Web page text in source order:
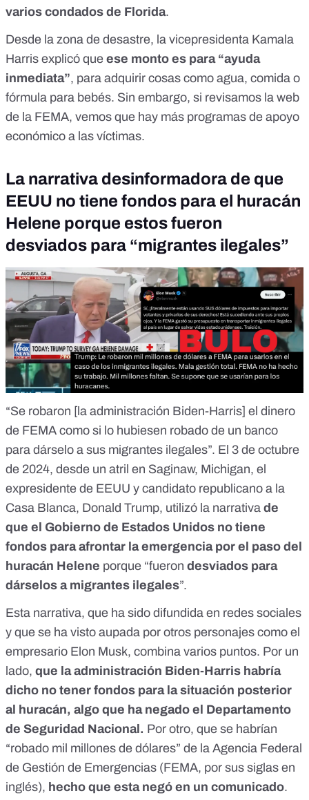
varios condados de Florida.
Desde la zona de desastre, la vicepresidenta Kamala
Harris explicó que ese monto es para “ayuda
inmediata”, para adquirir cosas como agua, comida o
fórmula para bebés. Sin embargo, si revisamos la web
de la FEMA, vemos que hay más programas de apoyo
económico a las víctimas.
La narrativa desinformadora de que
EEUU no tiene fondos para el huracán
Helene porque estos fueron
desviados para “migrantes ilegales”
“Se robaron [la administración Biden-Harris] el dinero
de FEMA como si lo hubiesen robado de un banco
para dárselo a sus migrantes ilegales”. El 3 de octubre
de 2024, desde un atril en Saginaw, Michigan, el
expresidente de EEUU y candidato republicano a la
Casa Blanca, Donald Trump, utilizó la narrativa de
que el Gobierno de Estados Unidos no tiene
fondos para afrontar la emergencia por el paso del
huracán Helene porque “fueron desviados para
dárselos a migrantes ilegales”.
Esta narrativa, que ha sido difundida en redes sociales
y que se ha visto aupada por otros personajes como el
empresario Elon Musk, combina varios puntos. Por un
lado, que la administración Biden-Harris habría
dicho no tener fondos para la situación posterior
al huracán, algo que ha negado el Departamento
de Seguridad Nacional. Por otro, que se habrían
“robado mil millones de dólares” de la Agencia Federal
de Gestión de Emergencias (FEMA, por sus siglas en
inglés), hecho que esta negó en un comunicado.